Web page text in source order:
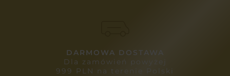
DARMOWA DOSTAWA
Dla zamówień powyżej
999 PLN na terenie Polski